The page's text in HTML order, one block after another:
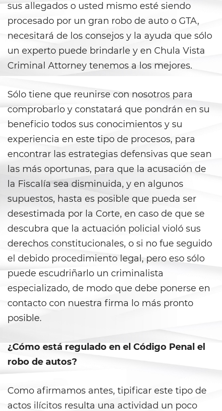
Descarga Negligente de un
Arma de Fuego
La Ley de los Tres Delitos y
Fuera
Portar un Arma de Fuego
Cargada
Portar un Arma de Fuego
Oculta
Delitos de Conduccion
Chocar y Huir
Conducir con una Licencia
Suspendida
Evadir a un Oficial de Policía
Homicidio Vehicular
Robo de Auto
Fondos Públicos
Falsificación o Alteración de
una Prescripción Médica
sus allegados o usted mismo esté siendo
procesado por un gran robo de auto o GTA,
necesitará de los consejos y la ayuda que sólo
un experto puede brindarle y en Chula Vista
Criminal Attorney tenemos a los mejores.
Sólo tiene que reunirse con nosotros para
comprobarlo y constatará que pondrán en su
beneficio todos sus conocimientos y su
experiencia en este tipo de procesos, para
encontrar las estrategias defensivas que sean
las más oportunas, para que la acusación de
la Fiscalía sea disminuida, y en algunos
supuestos, hasta es posible que pueda ser
desestimada por la Corte, en caso de que se
descubra que la actuación policial violó sus
derechos constitucionales, o si no fue seguido
el debido procedimiento legal, pero eso sólo
puede escudriñarlo un criminalista
especializado, de modo que debe ponerse en
contacto con nuestra firma lo más pronto
posible.
¿Cómo está regulado en el Código Penal el
robo de autos?
Como afirmamos antes, tipificar este tipo de
actos ilícitos resulta una actividad un poco